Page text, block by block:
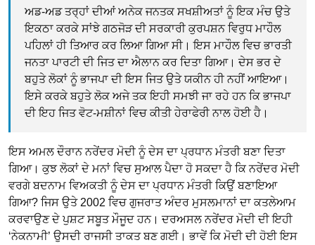
ਅਡ-ਅਡ ਤਰ੍ਹਾਂ ਦੀਆਂ ਅਨੇਕ ਜਨਤਕ ਸਖਸ਼ੀਅਤਾਂ ਨੂੰ ਇਕ ਮੰਚ ਉਤੇ
ਇਕਠਾ ਕਰਕੇ ਸਾਂਝੇ ਗਠਜੋੜ ਦੀ ਸਰਕਾਰੀ ਕੁਰਪਸ਼ਨ ਵਿਰੁਧ ਮਾਹੌਲ
ਪਹਿਲਾਂ ਹੀ ਤਿਆਰ ਕਰ ਲਿਆ ਗਿਆ ਸੀ। ਇਸ ਮਾਹੌਲ ਵਿਚ ਭਾਰਤੀ
ਜਨਤਾ ਪਾਰਟੀ ਦੀ ਜਿਤ ਦਾ ਐਲਾਨ ਕਰ ਦਿਤਾ ਗਿਆ। ਦੇਸ ਭਰ ਦੇ
ਬਹੁਤੇ ਲੋਕਾਂ ਨੂੰ ਭਾਜਪਾ ਦੀ ਇਸ ਜਿਤ ਉਤੇ ਯਕੀਨ ਹੀ ਨਹੀਂ ਆਇਆ।
ਇਸੇ ਕਰਕੇ ਬਹੁਤੇ ਲੋਕ ਅਜੇ ਤਕ ਇਹੀ ਸਮਝੀ ਜਾ ਰਹੇ ਹਨ ਕਿ ਭਾਜਪਾ
ਦੀ ਇਹ ਜਿਤ ਵੋਟ-ਮਸ਼ੀਨਾਂ ਵਿਚ ਕੀਤੀ ਹੇਰਾਫੇਰੀ ਨਾਲ ਹੋਈ ਹੈ।
ਇਸ ਅਮਲ ਦੌਰਾਨ ਨਰੇਂਦਰ ਮੋਦੀ ਨੂੰ ਦੇਸ ਦਾ ਪ੍ਰਧਾਨ ਮੰਤਰੀ ਬਣਾ ਦਿਤਾ
ਗਿਆ। ਕੁਝ ਲੋਕਾਂ ਦੇ ਮਨਾਂ ਵਿਚ ਸੁਆਲ ਪੈਦਾ ਹੋ ਸਕਦਾ ਹੈ ਕਿ ਨਰੇਂਦਰ ਮੋਦੀ
ਵਰਗੇ ਬਦਨਾਮ ਵਿਅਕਤੀ ਨੂੰ ਦੇਸ ਦਾ ਪ੍ਰਧਾਨ ਮੰਤਰੀ ਕਿਉਂ ਬਣਾਇਆ
ਗਿਆ? ਜਿਸ ਉਤੇ 2002 ਵਿਚ ਗੁਜਰਾਤ ਅੰਦਰ ਮੁਸਲਮਾਨਾਂ ਦਾ ਕਤਲੇਆਮ
ਕਰਵਾਉਣ ਦੇ ਪੁਸ਼ਟ ਸਬੂਤ ਮੌਜੂਦ ਹਨ। ਦਰਅਸਲ ਨਰੇਂਦਰ ਮੋਦੀ ਦੀ ਇਹੀ
‘ਨੇਕਨਾਮੀ’ ਉਸਦੀ ਰਾਜਸੀ ਤਾਕਤ ਬਣ ਗਈ। ਭਾਵੇਂ ਕਿ ਮੋਦੀ ਦੀ ਹੋਈ ਇਸ